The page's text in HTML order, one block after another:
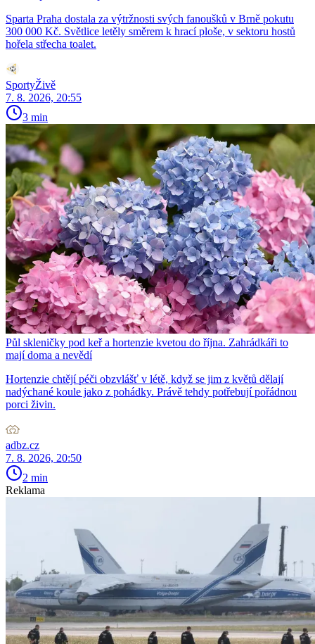
Sparta Praha dostala za výtržnosti svých fanoušků v Brně pokutu
300 000 Kč. Světlice letěly směrem k hrací ploše, v sektoru hostů
hořela střecha toalet.
SportyŽivě
7. 8. 2026, 20:55
3 min
Půl skleničky pod keř a hortenzie kvetou do října. Zahrádkáři to
mají doma a nevědí
Hortenzie chtějí péči obzvlášť v létě, když se jim z květů dělají
nadýchané koule jako z pohádky. Právě tehdy potřebují pořádnou
porci živin.
adbz.cz
7. 8. 2026, 20:50
2 min
Reklama